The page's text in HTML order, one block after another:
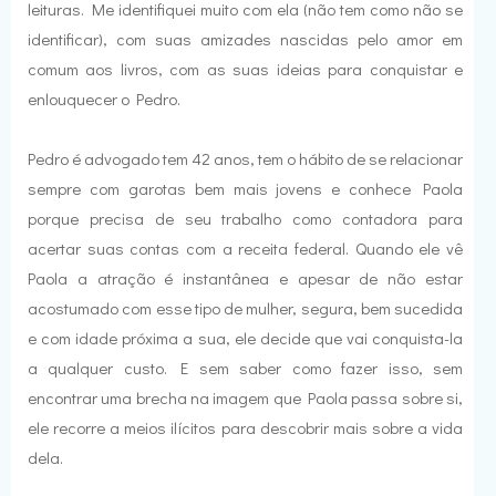
leituras. Me identifiquei muito com ela (não tem como não se
identificar), com suas amizades nascidas pelo amor em
comum aos livros, com as suas ideias para conquistar e
enlouquecer o Pedro.
Pedro é advogado tem 42 anos, tem o hábito de se relacionar
sempre com garotas bem mais jovens e conhece Paola
porque precisa de seu trabalho como contadora para
acertar suas contas com a receita federal. Quando ele vê
Paola a atração é instantânea e apesar de não estar
acostumado com esse tipo de mulher, segura, bem sucedida
e com idade próxima a sua, ele decide que vai conquista-la
a qualquer custo. E sem saber como fazer isso, sem
encontrar uma brecha na imagem que Paola passa sobre si,
ele recorre a meios ilícitos para descobrir mais sobre a vida
dela.